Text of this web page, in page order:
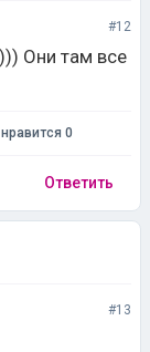
#12
Они там все
0
Ответить
#13